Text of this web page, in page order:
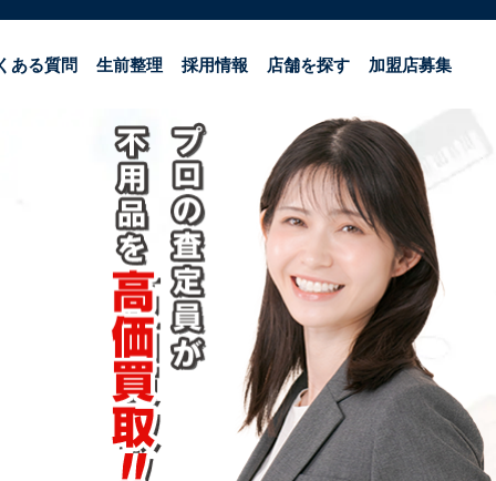
ある質問 生前整理 採用情報 店舗を探す 加盟店募集